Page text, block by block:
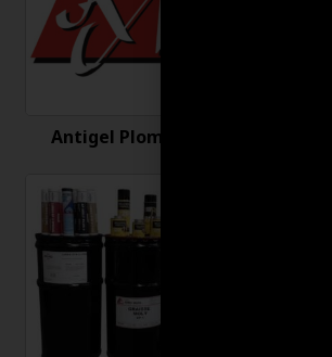
Antigel Plomberie